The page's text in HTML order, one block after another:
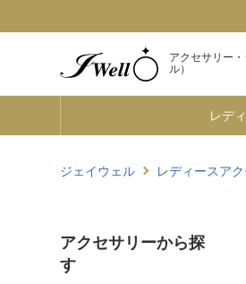
アクセサリー
ル）
レデ
ジェイウェル レディースア
アクセサリーから探
す